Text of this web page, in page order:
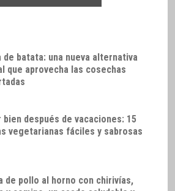
de batata: una nueva alternativa
que aprovecha las cosechas
bien después de vacaciones: 15
vegetarianas fáciles y sabrosas
de pollo al horno con chirivías,